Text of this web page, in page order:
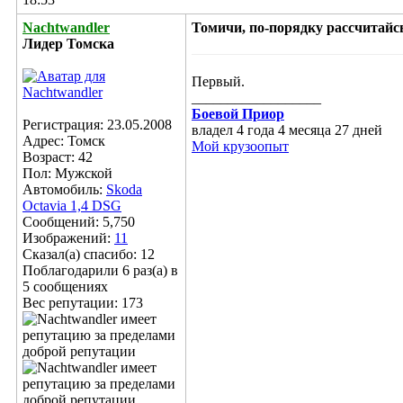
Nachtwandler
Лидер Томска
Регистрация: 23.05.2008
Адрес: Томск
Возраст: 42
Пол: Мужской
Автомобиль: Skoda
Octavia 1,4 DSG
Сообщений: 5,750
Изображений: 11
Сказал(а) спасибо: 12
Поблагодарили 6 раз(а) в
5 сообщениях
Вес репутации: 173
Томичи, по-порядку
Первый.
Боевой Приор
владел 4 года 4 месяца 27 дней
Мой крузоопыт